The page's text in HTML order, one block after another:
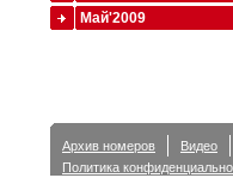
Май'2009
Архив номеров Видео
Политика